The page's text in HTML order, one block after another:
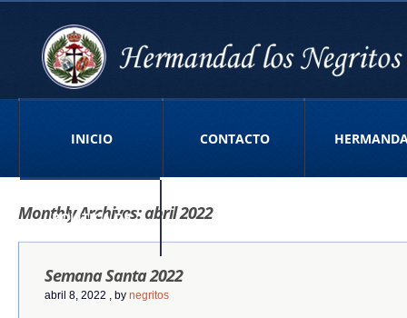
INICIO CONTACTO
POLITICA DE
PRIVACIDAD APP
Monthly Archives:abril 2022
Semana Santa 2022
abril 8, 2022 , by negritos